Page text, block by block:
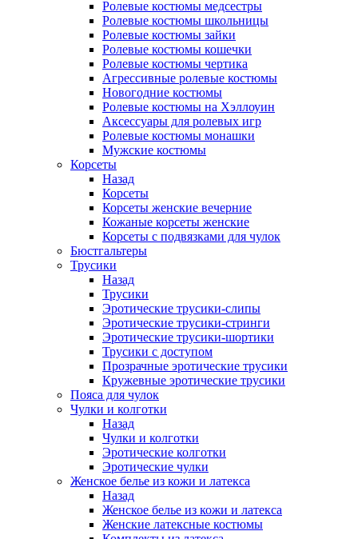
Ролевые костюмы медсестры
Ролевые костюмы школьницы
Ролевые костюмы зайки
Ролевые костюмы кошечки
Ролевые костюмы чертика
Агрессивные ролевые костюмы
Новогодние костюмы
Ролевые костюмы на Хэллоуин
Аксессуары для ролевых игр
Ролевые костюмы монашки
Мужские костюмы
Корсеты
Назад
Корсеты
Корсеты женские вечерние
Кожаные корсеты женские
Корсеты с подвязками для чулок
Бюстгальтеры
Трусики
Назад
Трусики
Эротические трусики-слипы
Эротические трусики-стринги
Эротические трусики-шортики
Трусики с доступом
Прозрачные эротические трусики
Кружевные эротические трусики
Пояса для чулок
Чулки и колготки
Назад
Чулки и колготки
Эротические колготки
Эротические чулки
Женское белье из кожи и латекса
Назад
Женское белье из кожи и латекса
Женские латексные костюмы